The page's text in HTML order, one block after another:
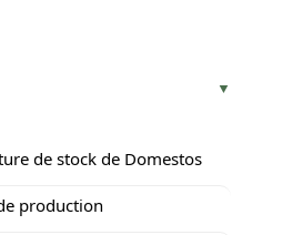
de stock de Domestos
production